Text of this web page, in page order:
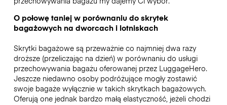
O połowę taniej w porównaniu do skrytek
bagażowych na dworcach i lotniskach
Skrytki bagażowe są przeważnie co najmniej dwa razy
droższe (przeliczając na dzień) w porównaniu do usługi
przechowywania bagażu oferowanej przez LuggageHero.
Jeszcze niedawno osoby podróżujące mogły zostawić
swoje bagaże wyłącznie w takich skrytkach bagażowych.
Oferują one jednak bardzo małą elastyczność, jeżeli chodzi